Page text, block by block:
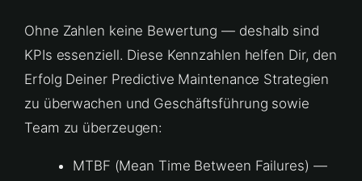
Ohne Zahlen keine Bewertung — deshalb sind
KPIs essenziell. Diese Kennzahlen helfen Dir, den
Erfolg Deiner Predictive Maintenance Strategien
zu überwachen und Geschäftsführung sowie
Team zu überzeugen:
MTBF (Mean Time Between Failures) —